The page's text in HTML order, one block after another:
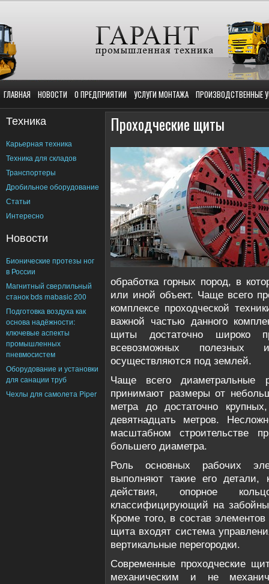
ГЛАВНАЯ НОВОСТИ О ПРЕДПРИЯТИИ УСЛУГИ МОНТАЖА ПРОИЗВОДСТВЕННЫЕ
Техника
Карьерная техника
Техника для складов
Транспортеры
Дробильное оборудование
Статьи
Интересно
Новости
Бионические протезы ног
в России
Магнитный сверлильный
станок bds mabasic 200
Подготовка воздуха как
основа надёжности:
ключевые аспекты
промышленных
пневмосистем
Оборудование и установки
для санации труб
Чехлы для самолета Piper
Проходческие щиты
обработка горных пород, в
или иной объект. Чаще всего
комплексе проходческой
важной частью данного
щиты достаточно широко
всевозможных полезных
осуществляются под землей.
Чаще всего диаметральные
принимают размеры от
метра до достаточно
девятнадцать метров.
масштабном строительстве
большего диаметра.
Роль основных рабочих
выполняют такие его детали,
действия, опорное
классифицирующий на
Кроме того, в состав элементов
щита входят система
вертикальные перегородки.
Современные проходческие
механическим и не